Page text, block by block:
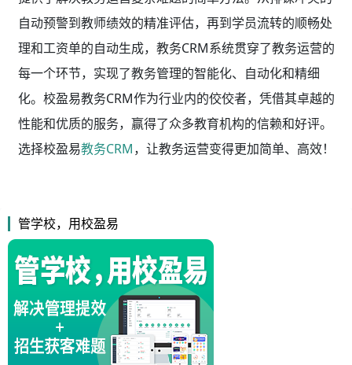
自动预警到教师绩效的精准评估，再到学员流转的顺畅处
理和工资单的自动生成，教务CRM系统贯穿了教务运营的
每一个环节，实现了教务管理的智能化、自动化和精细
化。校盈易教务CRM作为行业内的佼佼者，凭借其卓越的
性能和优质的服务，赢得了众多教育机构的信赖和好评。
选择校盈易教务CRM，让教务运营变得更加简单、高效！
管学校，用校盈易